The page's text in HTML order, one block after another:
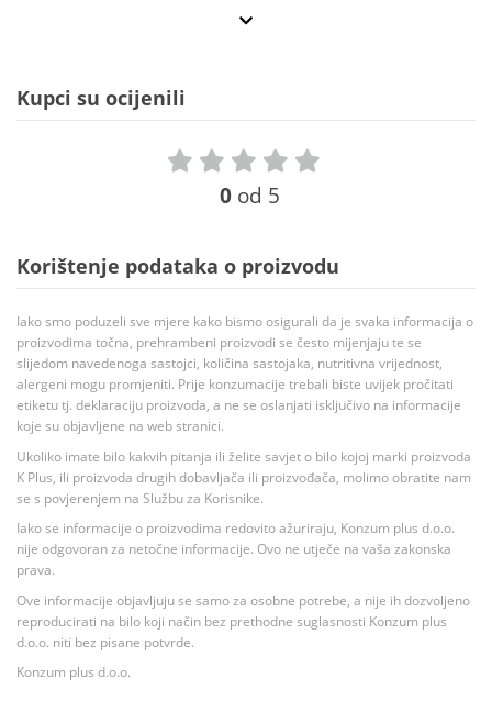
Kupci su ocijenili
0 od 5
Korištenje podataka o proizvodu
Iako smo poduzeli sve mjere kako bismo osigurali da je svaka informacija o
proizvodima točna, prehrambeni proizvodi se često mijenjaju te se
slijedom navedenoga sastojci, količina sastojaka, nutritivna vrijednost,
alergeni mogu promjeniti. Prije konzumacije trebali biste uvijek pročitati
etiketu tj. deklaraciju proizvoda, a ne se oslanjati isključivo na informacije
koje su objavljene na web stranici.
Ukoliko imate bilo kakvih pitanja ili želite savjet o bilo kojoj marki proizvoda
K Plus, ili proizvoda drugih dobavljača ili proizvođača, molimo obratite nam
se s povjerenjem na Službu za Korisnike.
Iako se informacije o proizvodima redovito ažuriraju, Konzum plus d.o.o.
nije odgovoran za netočne informacije. Ovo ne utječe na vaša zakonska
prava.
Ove informacije objavljuju se samo za osobne potrebe, a nije ih dozvoljeno
reproducirati na bilo koji način bez prethodne suglasnosti Konzum plus
d.o.o. niti bez pisane potvrde.
Konzum plus d.o.o.